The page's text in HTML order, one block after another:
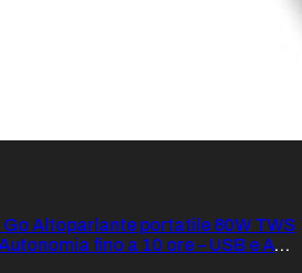
Go Altoparlante portatile 80W TWS
fino a 10 ore – USB e Aux